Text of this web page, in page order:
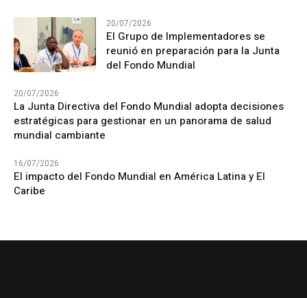
20/07/2026
El Grupo de Implementadores se
reunió en preparación para la Junta
del Fondo Mundial
20/07/2026
La Junta Directiva del Fondo Mundial adopta decisiones
estratégicas para gestionar en un panorama de salud
mundial cambiante
16/07/2026
El impacto del Fondo Mundial en América Latina y El
Caribe